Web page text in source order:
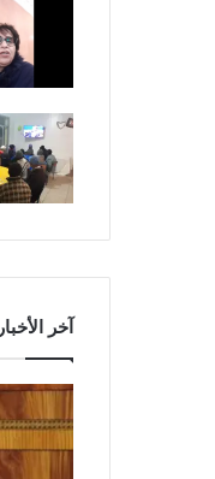
آخر الأخبار